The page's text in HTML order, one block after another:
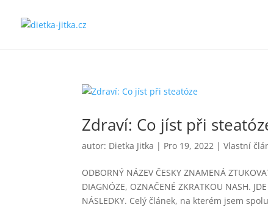
Zdraví: Co jíst při
autor: Dietka Jitka | Pro 19, 2022 |Vlastní
ODBORNÝ NÁZEV ČESKY ZNAMENÁ
DIAGNÓZE, OZNAČENÉ ZKRATKOU NASH.
NÁSLEDKY. Celý článek, na kterém jsem